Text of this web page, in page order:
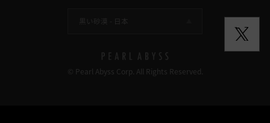
黒い砂漠 - 日本
© Pearl Abyss Corp. All Rights Reserved.